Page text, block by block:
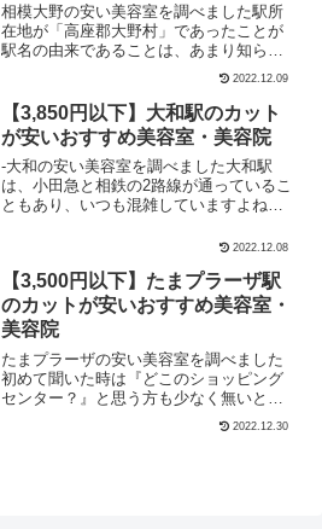
相模大野の安い美容室を調べました駅所
在地が「高座郡大野村」であったことが
駅名の由来であることは、あまり知られ
ていないかもしれません。ショッピング
ビルやビックカメラなど駅周辺は賑やか
であり、美容室の数も100店舗近くになり
ます。今回はそんな相...
2022.12.09
【3,850円以下】大和駅のカット
が安いおすすめ美容室・美容院
-大和の安い美容室を調べました大和駅
は、小田急と相鉄の2路線が通っているこ
ともあり、いつも混雑していますよね。
容室があります。 カット＋シャンプー カ
ャンプー】大和の...
2022.12.08
【3,500円以下】たまプラーザ駅
のカットが安いおすすめ美容室・
美容院
たまプラーザの安い美容室を調べました
初めて聞いた時は『どこのショッピング
センター？』と思う方も少なく無いとい
う（特に地方出身者）、駅名とは思えな
い名前。そんなたまプラーザ駅周辺には
2022.12.30